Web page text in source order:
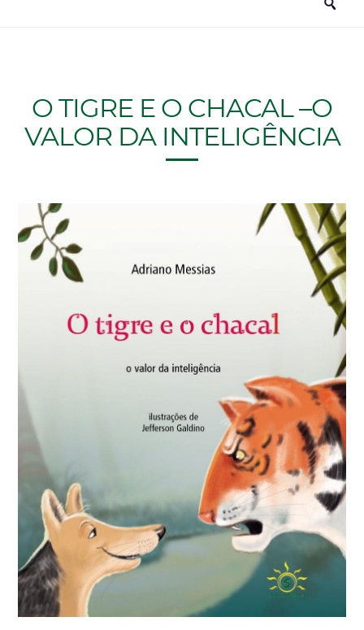
O TIGRE E O CHACAL –O
VALOR DA INTELIGÊNCIA